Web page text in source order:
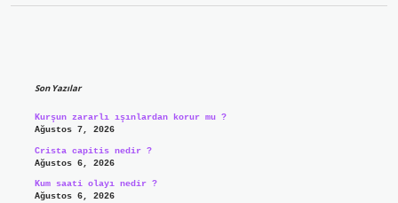
Son Yazılar
Kurşun zararlı ışınlardan korur mu ?
Ağustos 7, 2026
Crista capitis nedir ?
Ağustos 6, 2026
Kum saati olayı nedir ?
Ağustos 6, 2026